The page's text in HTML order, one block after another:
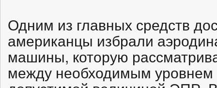
Одним из главных средств
американцы избрали
машины, которую
между необходимым уровнем